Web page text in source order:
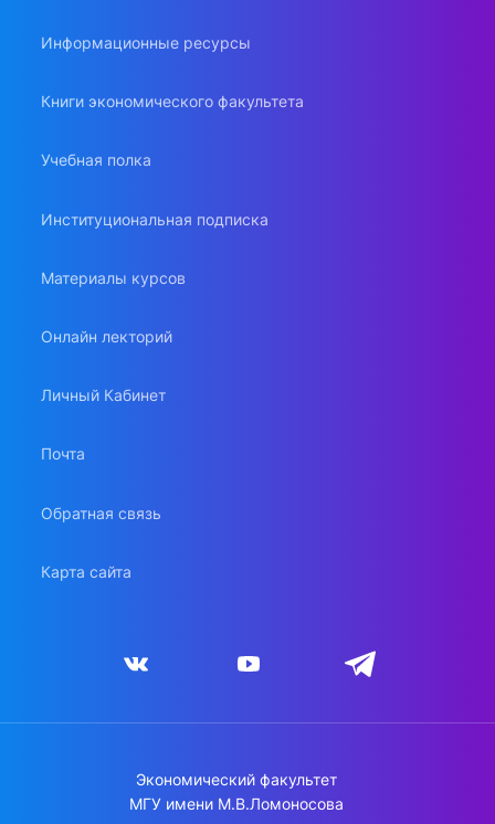
Информационные ресурсы
Книги экономического факультета
Учебная полка
Институциональная подписка
Материалы курсов
Онлайн лекторий
Личный Кабинет
Почта
Обратная связь
Карта сайта
Экономический факультет
МГУ имени М.В.Ломоносова